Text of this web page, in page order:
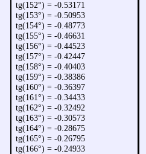
tg(152°) = -0.53171
tg(153°) = -0.50953
tg(154°) = -0.48773
tg(155°) = -0.46631
tg(156°) = -0.44523
tg(157°) = -0.42447
tg(158°) = -0.40403
tg(159°) = -0.38386
tg(160°) = -0.36397
tg(161°) = -0.34433
tg(162°) = -0.32492
tg(163°) = -0.30573
tg(164°) = -0.28675
tg(165°) = -0.26795
tg(166°) = -0.24933